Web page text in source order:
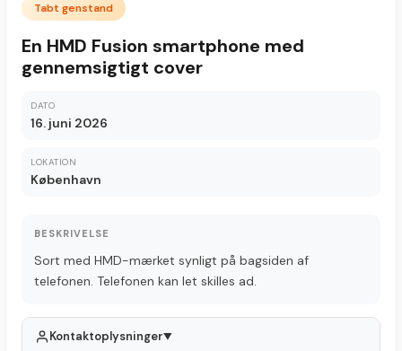
Tabt genstand
En HMD Fusion smartphone med
gennemsigtigt cover
DATO
16. juni 2026
LOKATION
København
BESKRIVELSE
Sort med HMD-mærket synligt på bagsiden af
telefonen. Telefonen kan let skilles ad.
Kontaktoplysninger▲